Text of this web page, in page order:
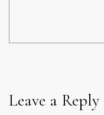
Leave a Reply